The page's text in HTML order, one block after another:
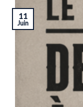
11
Juin